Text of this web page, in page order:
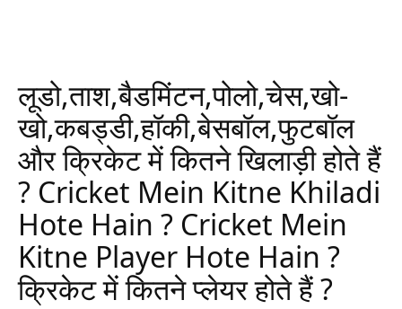
लूडो,ताश,बैडमिंटन,पोलो,चेस,खो-
खो,कबड्डी,हॉकी,बेसबॉल,फुटबॉल
और क्रिकेट में कितने खिलाड़ी होते हैं
? Cricket Mein Kitne Khiladi
Hote Hain ? Cricket Mein
Kitne Player Hote Hain ?
क्रिकेट में कितने प्लेयर होते हैं ?